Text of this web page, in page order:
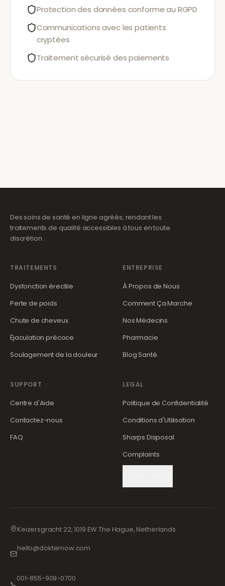
Protection des données conforme au RGPD
Communications avec les patients
cryptées
Traitement sécurisé des paiements
Des soins de santé en ligne agréés, rendant les
traitements de qualité accessibles à tous en toute
discrétion.
TRAITEMENTS
Dysfonction érectile
Perte de poids
Chute de cheveux
Éjaculation précoce
Soulagement de la douleur
ENTREPRISE
À Propos de Nous
Comment Ça Marche
Nos Médecins
Pharmacie
Blog Santé
SUPPORT
Centre d'Aide
Contactez-nous
FAQ
LEGAL
Politique de Confidentialité
Conditions d'Utilisation
Sharps Disposal
Complaints
Keizersgracht 22, 1019 EW The Hague, Netherlands
hello@dokternow.com
📞
001-855-909-0700